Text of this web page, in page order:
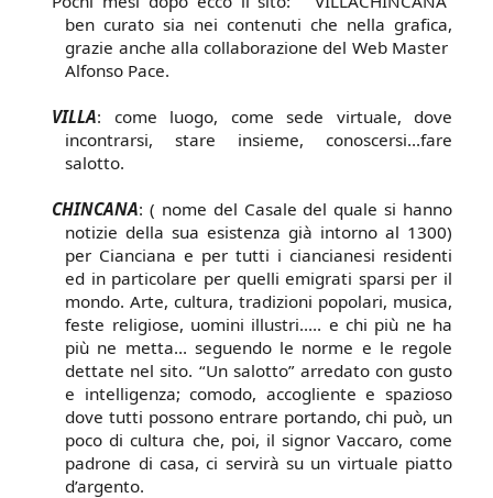
ben curato sia nei contenuti che nella grafica,
grazie anche alla collaborazione del Web Master
Alfonso Pace.
VILLA: come luogo, come sede virtuale, dove
incontrarsi, stare insieme, conoscersi…fare
salotto.
CHINCANA: ( nome del Casale del quale si hanno
notizie della sua esistenza già intorno al 1300)
per Cianciana e per tutti i ciancianesi residenti
ed in particolare per quelli emigrati sparsi per il
mondo. Arte, cultura, tradizioni popolari, musica,
feste religiose, uomini illustri….. e chi più ne ha
più ne metta… seguendo le norme e le regole
dettate nel sito. “Un salotto” arredato con gusto
e intelligenza; comodo, accogliente e spazioso
dove tutti possono entrare portando, chi può, un
poco di cultura che, poi, il signor Vaccaro, come
padrone di casa, ci servirà su un virtuale piatto
d’argento.